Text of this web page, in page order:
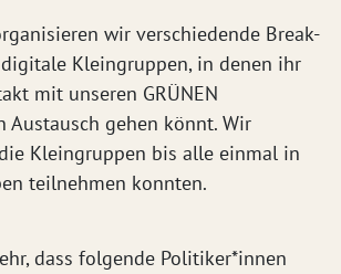
wir verschiedende Break-
Kleingruppen, in denen ihr
mit unseren GRÜNEN
Austausch gehen könnt. Wir
Kleingruppen bis alle einmal in
teilnehmen konnten.
dass folgende Politiker*innen